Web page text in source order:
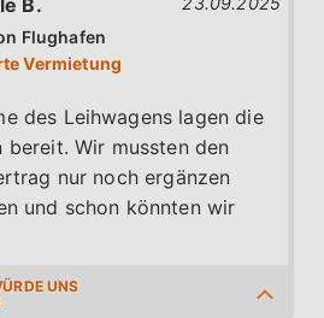
Flughafen
des Leihwagens lagen die
bereit. Wir mussten den
nur noch ergänzen
und schon könnten wir